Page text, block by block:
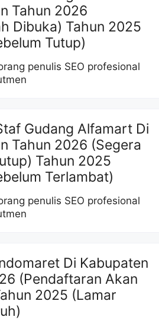
Tahun 2026
Dibuka) Tahun 2025
Tutup)
penulis SEO profesional
Gudang Alfamart Di
Tahun 2026 (Segera
Tahun 2025
Terlambat)
penulis SEO profesional
Di Kabupaten
(Pendaftaran Akan
2025 (Lamar